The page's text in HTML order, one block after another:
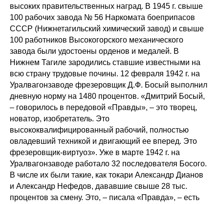
высоких правительственных наград. В 1945 г. свыше
100 рабочих завода № 56 Наркомата боеприпасов
СССР (Нижнетагильский химический завод) и свыше
100 работников Высокогорского механического
завода были удостоены орденов и медалей. В
Нижнем Тагиле зародились ставшие известными на
всю страну трудовые почины. 12 февраля 1942 г. на
Уралвагонзаводе фрезеровщик Д.Ф. Босый выполнил
дневную норму на 1480 процентов. «Дмитрий Босый,
– говорилось в передовой «Правды», – это творец,
новатор, изобретатель. Это
высококвалифицированный рабочий, полностью
овладевший техникой и двигающий ее вперед. Это
фрезеровщик-виртуоз». Уже в марте 1942 г. на
Уралвагонзаводе работало 32 последователя Босого.
В числе их были такие, как токари Александр Дианов
и Александр Нефедов, дававшие свыше 28 тыс.
процентов за смену. Это, – писала «Правда», – есть